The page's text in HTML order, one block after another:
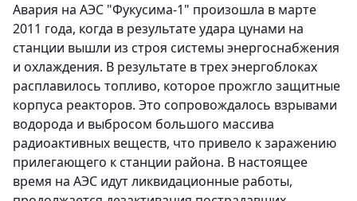
Авария на АЭС "Фукусима-1" произошла в марте
2011 года, когда в результате удара цунами на
станции вышли из строя системы энергоснабжения
и охлаждения. В результате в трех энергоблоках
расплавилось топливо, которое прожгло защитные
корпуса реакторов. Это сопровождалось взрывами
водорода и выбросом большого массива
радиоактивных веществ, что привело к заражению
прилегающего к станции района. В настоящее
время на АЭС идут ликвидационные работы,